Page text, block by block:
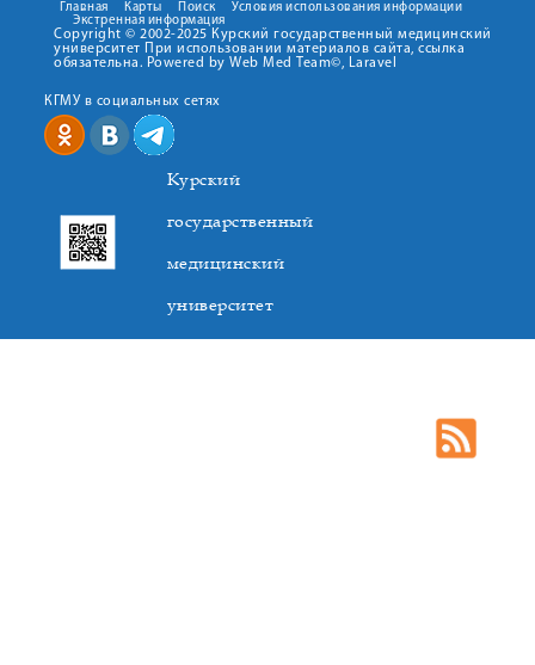
Главная Карты Поиск
Условия использования информации
Экстренная информация
Copyright © 2002-2025 Курский государственный медицинский
университет При использовании материалов сайта, ссылка
обязательна. Powered by Web Med Team©, Laravel
КГМУ в социальных сетях
Курский
государственный
медицинский
университет